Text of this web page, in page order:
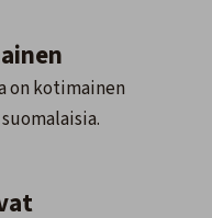
on kotimainen